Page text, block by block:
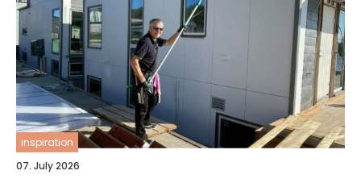
inspiration
07. July 2026